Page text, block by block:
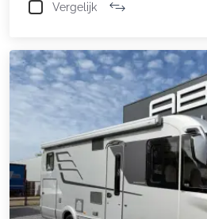
Vergelijk